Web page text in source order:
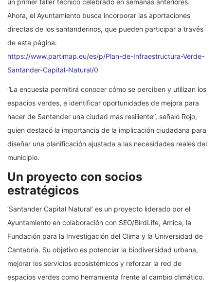
un primer taller técnico celebrado en semanas anteriores.
Ahora, el Ayuntamiento busca incorporar las aportaciones
directas de los santanderinos, que pueden participar a través
de esta página:
https://www.partimap.eu/es/p/Plan-de-Infraestructura-Verde-
Santander-Capital-Natural/0
“La encuesta permitirá conocer cómo se perciben y utilizan los
espacios verdes, e identificar oportunidades de mejora para
hacer de Santander una ciudad más resiliente”, señaló Rojo,
quien destacó la importancia de la implicación ciudadana para
diseñar una planificación ajustada a las necesidades reales del
municipio.
Un proyecto con socios
estratégicos
‘Santander Capital Natural’ es un proyecto liderado por el
Ayuntamiento en colaboración con SEO/BirdLife, Amica, la
Fundación para la Investigación del Clima y la Universidad de
Cantabria. Su objetivo es potenciar la biodiversidad urbana,
mejorar los servicios ecosistémicos y reforzar la red de
espacios verdes como herramienta frente al cambio climático.